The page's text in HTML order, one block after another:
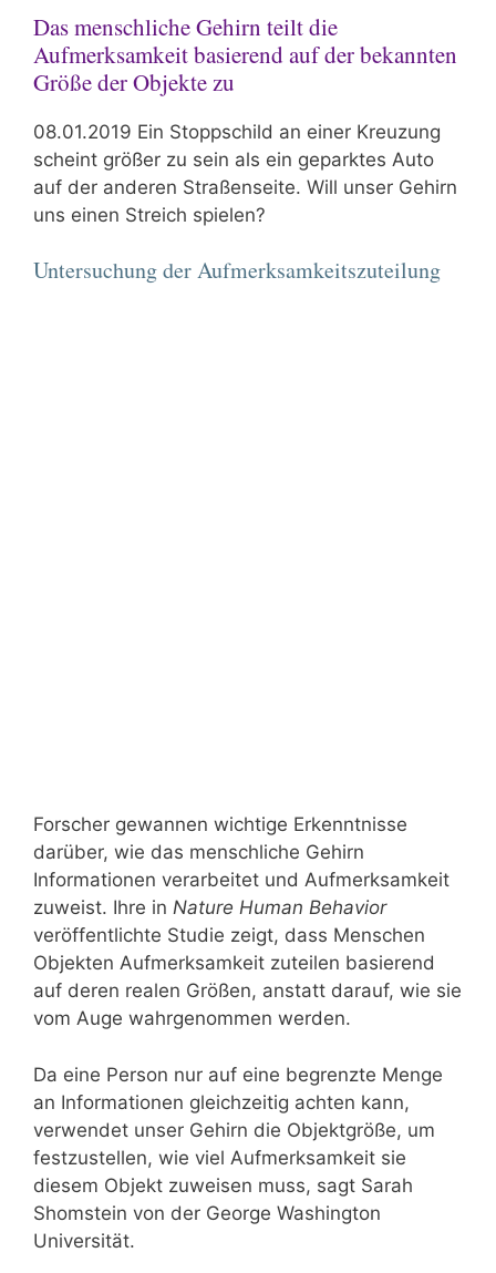
Das menschliche Gehirn teilt die
Aufmerksamkeit basierend auf der bekannten
Größe der Objekte zu
08.01.2019 Ein Stoppschild an einer Kreuzung
scheint größer zu sein als ein geparktes Auto
auf der anderen Straßenseite. Will unser Gehirn
uns einen Streich spielen?
Untersuchung der Aufmerksamkeitszuteilung
Forscher gewannen wichtige Erkenntnisse
darüber, wie das menschliche Gehirn
Informationen verarbeitet und Aufmerksamkeit
zuweist. Ihre in Nature Human Behavior
veröffentlichte Studie zeigt, dass Menschen
Objekten Aufmerksamkeit zuteilen basierend
auf deren realen Größen, anstatt darauf, wie sie
vom Auge wahrgenommen werden.
Da eine Person nur auf eine begrenzte Menge
an Informationen gleichzeitig achten kann,
verwendet unser Gehirn die Objektgröße, um
festzustellen, wie viel Aufmerksamkeit sie
diesem Objekt zuweisen muss, sagt Sarah
Shomstein von der George Washington
Universität.